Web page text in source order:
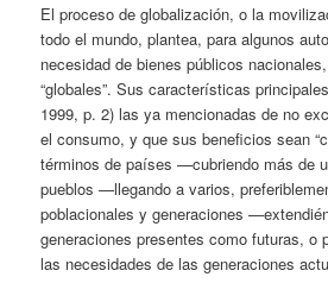
El proceso de globalización, o la
todo el mundo, plantea, para algunos
necesidad de bienes públicos
“globales”. Sus características
1999, p. 2) las ya mencionadas de no
el consumo, y que sus beneficios sean
términos de países —cubriendo más de
pueblos —llegando a varios,
poblacionales y generaciones
generaciones presentes como futuras, o
las necesidades de las generaciones